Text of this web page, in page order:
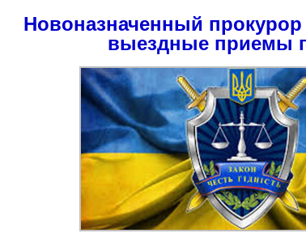
Новоназначенный
выездные приемы